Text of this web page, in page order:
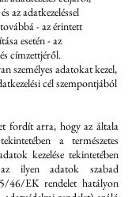
az adatkezeléssel
- az érintett
esetén - az
címzettjéről.
személyes adatokat kezel,
cél szempontjából
fordít arra, hogy az általa
a természetes
kezelése tekintetében
ilyen adatok szabad
46/EK rendelet hatályon